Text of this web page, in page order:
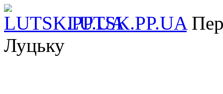
LUTSK.PP.UA
Луцьку